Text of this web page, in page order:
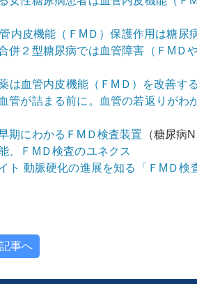
内皮機能（ＦМＤ）保護作用は糖尿
併２型糖尿病では血管障害（ＦМＤ
は血管内皮機能（ＦМＤ）を改善する
管が詰まる前に。血管の若返りがわ
期にわかるＦМＤ検査装置 （糖尿病
、ＦМＤ検査のユネクス
ト 動脈硬化の進展を知る「ＦМＤ検
事へ